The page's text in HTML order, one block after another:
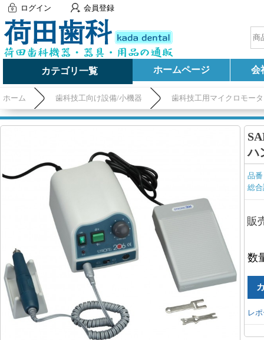
ログイン 会員登録
カテゴリ一覧 ホームページ 会
ホーム 歯科技工向け設備/小機器 歯科技工用マイクロモー
ハ
品
総
販
数
レ